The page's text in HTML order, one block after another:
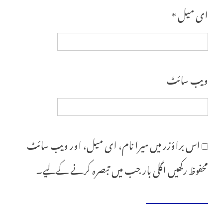
ای میل*
ویب‌ سائٹ
اس براؤزر میں میرا نام، ای میل، اور ویب سائٹ
محفوظ رکھیں اگلی بار جب میں تبصرہ کرنے کےلیے۔